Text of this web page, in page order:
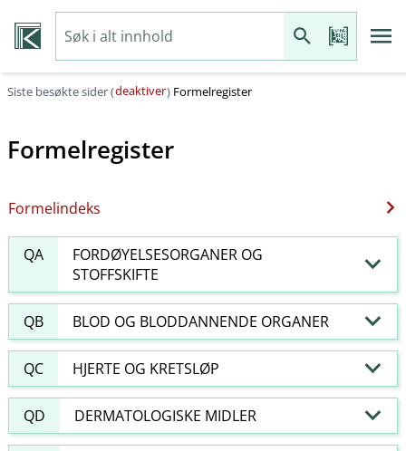
Siste besøkte sider (deaktiver) Formelregister
Formelregister
Formelindeks
QA
FORDØYELSESORGANER OG
STOFFSKIFTE
QB BLOD OG BLODDANNENDE ORGANER
QC HJERTE OG KRETSLØP
QD DERMATOLOGISKE MIDLER